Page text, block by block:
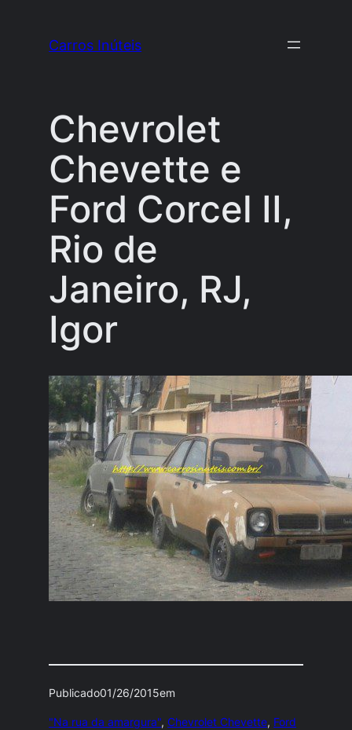
Carros Inúteis
Chevrolet
Chevette e
Ford Corcel II,
Rio de
Janeiro, RJ,
Igor
Publicado01/26/2015em
"Na rua da amargura", Chevrolet Chevette, Ford